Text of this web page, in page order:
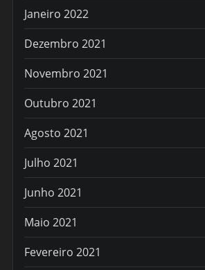
Janeiro 2022
Dezembro 2021
Novembro 2021
Outubro 2021
Agosto 2021
Julho 2021
Junho 2021
Maio 2021
Fevereiro 2021